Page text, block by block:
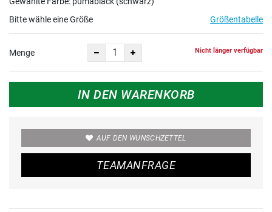
Bitte wähle eine Größe
Größentabelle
Menge Nicht länger verfügbar
IN DEN WARENKORB
AUF DEN WUNSCHZETTEL
TEAMANFRAGE